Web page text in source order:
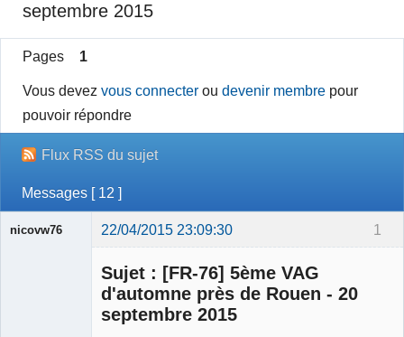
septembre 2015
Pages 1
Vous devezvous connecter oudevenir membre pour
pouvoir répondre
Flux RSS du sujet
Messages [ 12 ]
1
nicovw76 22/04/2015 23:09:30
Sujet : [FR-76] 5ème VAG
d'automne près de Rouen - 20
septembre 2015